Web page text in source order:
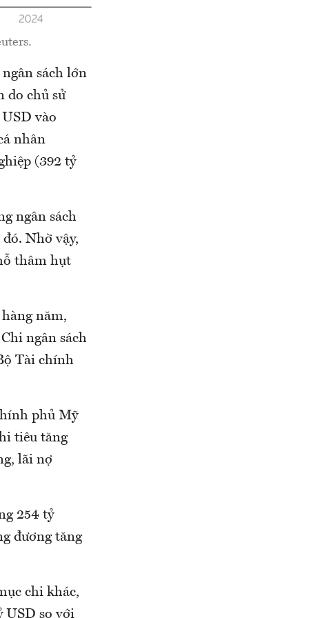
sách lớn
do chủ sử
vào
nhân
(392 tỷ
ngân sách
Nhờ vậy,
thâm hụt
năm,
ngân sách
Tài chính
phủ Mỹ
tiêu tăng
lãi nợ
254 tỷ
đương tăng
chi khác,
USD so với